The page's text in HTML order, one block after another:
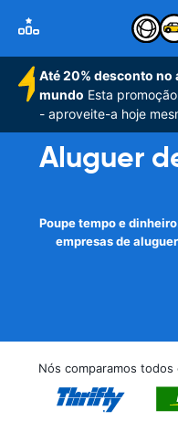
Até 20% desconto no
mundo Esta
- aproveite-a hoje
Aluguer
Poupe tempo e
empresas de
Nós comparamos